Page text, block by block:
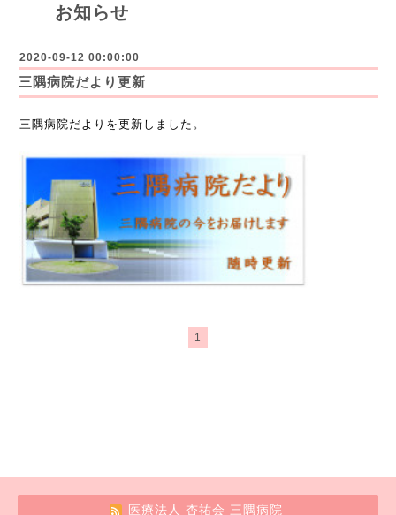
お知らせ
2020-09-12 00:00:00
三隅病院だより更新
三隅病院だよりを更新しました。
1
医療法人 杏祐会 三隅病院